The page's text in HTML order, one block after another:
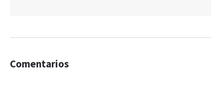
Comentarios